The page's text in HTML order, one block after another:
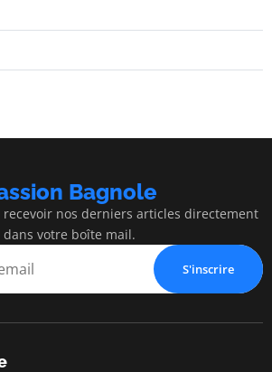
Bagnole
recevoir nos derniers articles directement
dans votre boîte mail.
S'inscrire